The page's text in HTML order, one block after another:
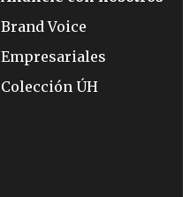
Brand Voice
Empresariales
Colección ÚH